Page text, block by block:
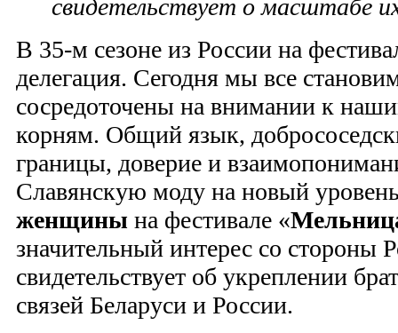
свидетельствует о масштабе
В 35-м сезоне из России на
делегация. Сегодня мы все
сосредоточены на внимании к
корням. Общий язык,
границы, доверие и
Славянскую моду на новый
женщины на фестивале «
значительный интерес со стороны
свидетельствует об укреплении
связей Беларуси и России.